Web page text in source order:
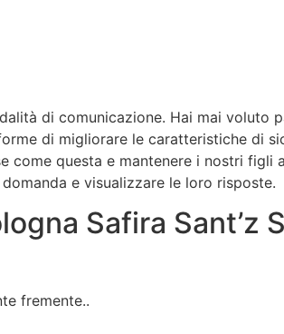
di comunicazione. Hai mai voluto
di migliorare le caratteristiche di
come questa e mantenere i nostri figli
e visualizzare le loro risposte.
Safira Sant’z
fremente..